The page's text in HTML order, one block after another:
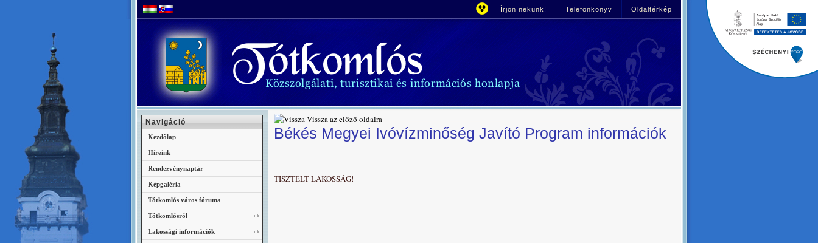
Írjon nekünk! Telefonkönyv Oldaltérkép
Vissza az előző oldalra
Békés Megyei Ivóvízminőség Javító Program információk
TISZTELT LAKOSSÁG!
Navigáció
Kezdőlap
Híreink
Rendezvénynaptár
Képgaléria
Tótkomlós város fóruma
Tótkomlósról
Lakossági információk